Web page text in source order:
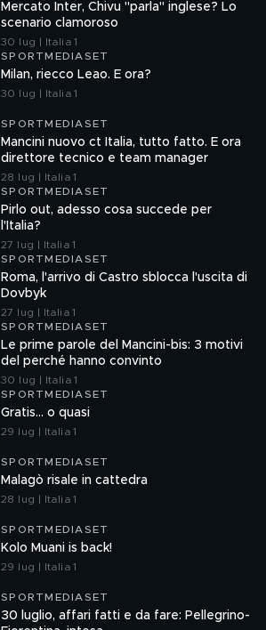
Mercato Inter, Chivu "parla" inglese? Lo
scenario clamoroso
30 lug | Italia 1
SPORTMEDIASET
Milan, riecco Leao. E ora?
30 lug | Italia 1
SPORTMEDIASET
Mancini nuovo ct Italia, tutto fatto. E ora
direttore tecnico e team manager
28 lug | Italia 1
SPORTMEDIASET
Pirlo out, adesso cosa succede per
l'Italia?
27 lug | Italia 1
SPORTMEDIASET
Roma, l'arrivo di Castro sblocca l'uscita di
Dovbyk
27 lug | Italia 1
SPORTMEDIASET
Le prime parole del Mancini-bis: 3 motivi
del perché hanno convinto
30 lug | Italia 1
SPORTMEDIASET
Gratis... o quasi
29 lug | Italia 1
SPORTMEDIASET
Malagò risale in cattedra
28 lug | Italia 1
SPORTMEDIASET
Kolo Muani is back!
29 lug | Italia 1
SPORTMEDIASET
30 luglio, affari fatti e da fare: Pellegrino-